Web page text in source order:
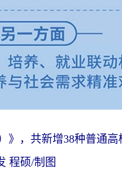
，共新增38种普通高
程硕/制图